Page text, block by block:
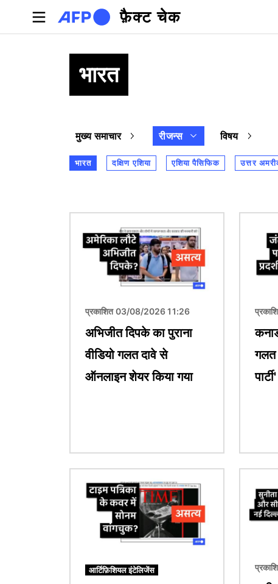
Skip to main content
फ़ैक्ट चेक
भारत
मुख्य समाचार रीजन्स विषय
भारत दक्षिण एशिया एशिया पैसिफिक उत्तर
प्रकाशित 03/08/2026 11:26
अभिजीत दिपके का पुराना
वीडियो गलत दावे से
ऑनलाइन शेयर किया गया
गलत
आर्टिफ़िशियल इंटेलिजेंस